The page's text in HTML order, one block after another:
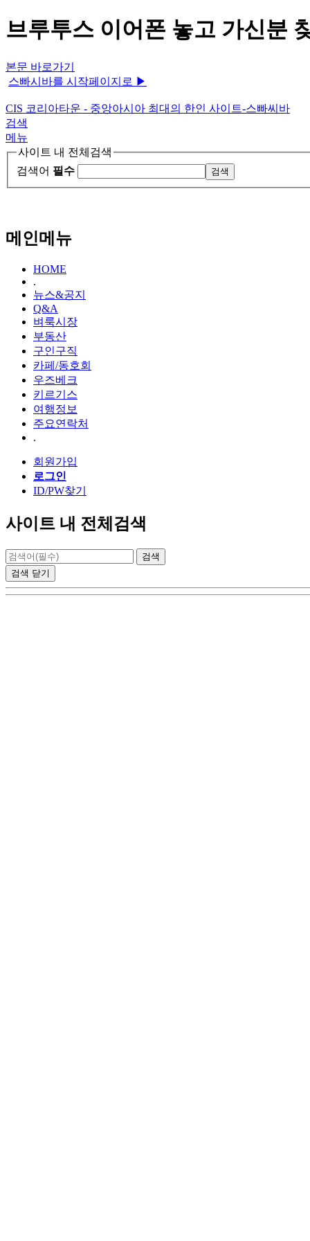
브루투스 이어폰 놓고 가신분
본문 바로가기
스빠시바를 시작페이지로 ▶
CIS 코리아타운 - 중앙아시아 최대의 한인 사이트-스빠씨바
검색
메뉴
사이트 내 전체검색
검색어 필수
메인메뉴
HOME
.
뉴스&공지
Q&A
벼룩시장
부동산
구인구직
카페/동호회
우즈베크
키르기스
여행정보
주요연락처
.
회원가입
로그인
ID/PW찾기
사이트 내 전체검색
검색 닫기